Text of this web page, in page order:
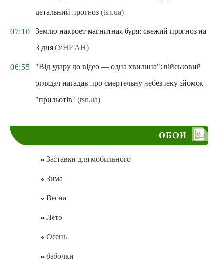
детальний прогноз (tsn.ua)
07:10
Землю накроет магнитная буря: свежий прогноз на
3 дня (УНИАН)
06:55
"Від удару до відео — одна хвилина": військовий
оглядач нагадав про смертельну небезпеку зйомок
"прильотів" (tsn.ua)
ОБОИ
Заставки для мобильного
Зима
Весна
Лето
Осень
бабочки